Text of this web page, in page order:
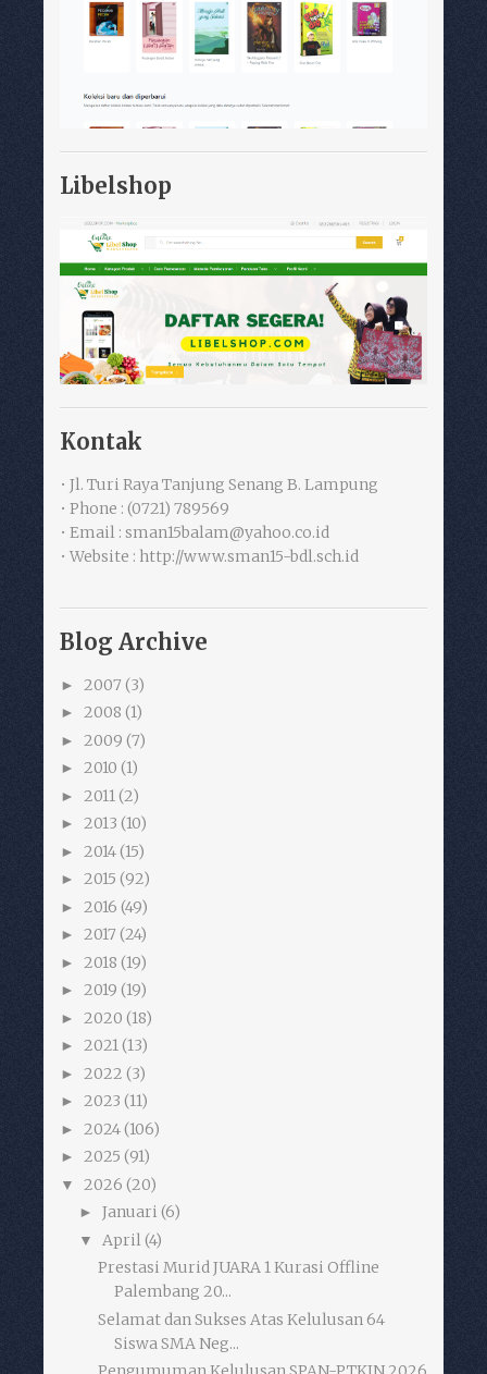
Libelshop
Kontak
• Jl. Turi Raya Tanjung Senang B. Lampung
• Phone : (0721) 789569
• Email : sman15balam@yahoo.co.id
• Website : http://www.sman15-bdl.sch.id
Blog Archive
► 2007 (3)
► 2008 (1)
► 2009 (7)
► 2010 (1)
► 2011 (2)
► 2013 (10)
► 2014(15)
► 2015 (92)
► 2016 (49)
► 2017 (24)
► 2018 (19)
► 2019 (19)
► 2020 (18)
► 2021(13)
► 2022 (3)
► 2023 (11)
► 2024(106)
► 2025 (91)
▼ 2026 (20)
► Januari (6)
▼ April (4)
Prestasi Murid JUARA 1 Kurasi Offline
Palembang 20...
Selamat dan Sukses Atas Kelulusan 64
Siswa SMA Neg...